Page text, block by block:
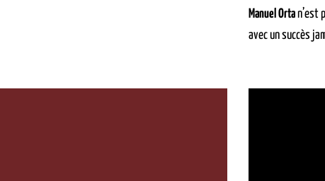
Manuel Ortan’est
avec un succès